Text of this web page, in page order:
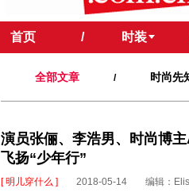
首页 / 时装
全部文章 / 时尚先
演员张俪、李浩男、时尚博
飞扬“少年行”
[ 明儿穿什么 ] 2018-05-14 编辑：